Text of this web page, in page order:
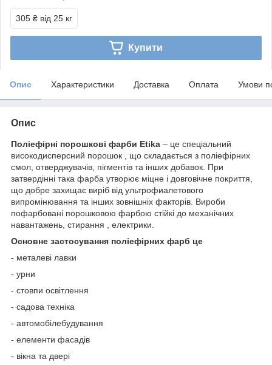
305 ₴ від 25 кг
Купити
Опис Характеристики Доставка Оплата Умови
Опис
Поліефірні порошкові фарби Etika – це спеціальний
високодисперсний порошок , що складається з поліефірних
смол, отверджувачів, пігментів та інших добавок. При
затвердінні така фарба утворює міцне і довговічне покриття,
що добре захищає виріб від ультрофиалетового
випромінювання та інших зовнішніх факторів. Вироби
пофарбовані порошковою фарбою стійкі до механічних
навантажень, стирання , електрики.
Основне застосування поліефірних фарб це
- металеві лавки
- урни
- стовпи освітлення
- садова техніка
- автомобілебудування
- елементи фасадів
- вікна та двері